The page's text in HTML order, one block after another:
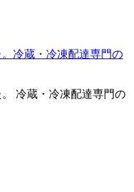
冷蔵・冷凍配達専門の
冷蔵・冷凍配達専門の